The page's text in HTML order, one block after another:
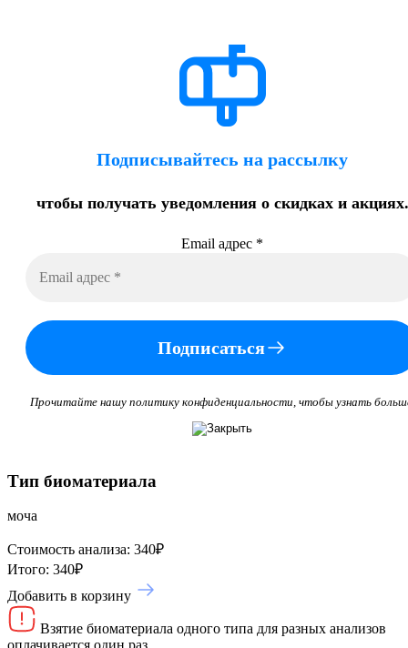
Подписывайтесь на рассылку
чтобы получать уведомления о скидках и акциях.
Email адрес *
Подписаться
Прочитайте нашу политику конфиденциальности, чтобы узнать
Тип биоматериала
моча
Стоимость анализа: 340₽
Итого: 340₽
Добавить в корзину
Взятие биоматериала одного типа для разных анализов